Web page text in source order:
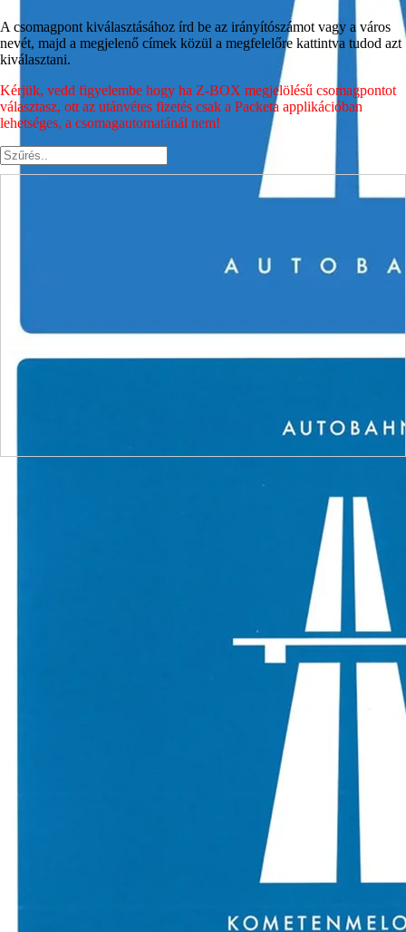
A csomagpont kiválasztásához írd be az irányítószámot vagy a város
nevét, majd a megjelenő címek közül a megfelelőre kattintva tudod azt
kiválasztani.
Kérjük, vedd figyelembe hogy ha Z-BOX megjelölésű csomagpontot
választasz, ott az utánvétes fizetés csak a Packeta applikációban
lehetséges, a csomagautomatánál nem!